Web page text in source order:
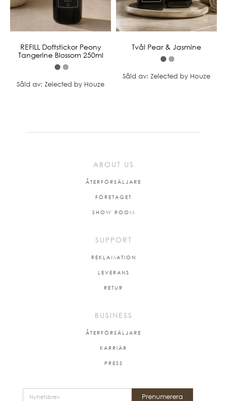
REFILL Doftstickor Peony
Tangerine Blossom 250ml
Såld av: Zelected by Houze
Tvål Pear & Jasmine
Såld av: Zelected by Houze
ABOUT US
ÅTERFÖRSÄLJARE
FÖRETAGET
SHOW ROOM
SUPPORT
REKLAMATION
LEVERANS
RETUR
BUSINESS
ÅTERFÖRSÄLJARE
KARRIÄR
PRESS
Prenumerera